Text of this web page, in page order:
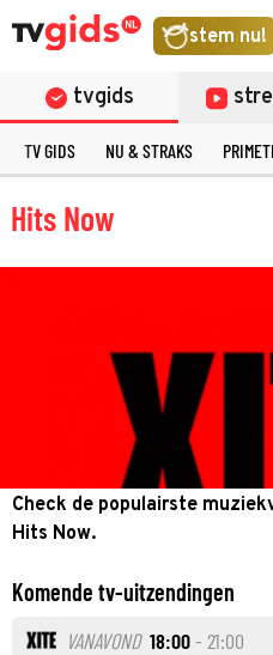
stem nu!
tvgids
TV GIDS NU & STRAKS
Hits Now
Check de populairste
Hits Now.
Komende tv-uitzendingen
VANAVOND 18:00- 21:00